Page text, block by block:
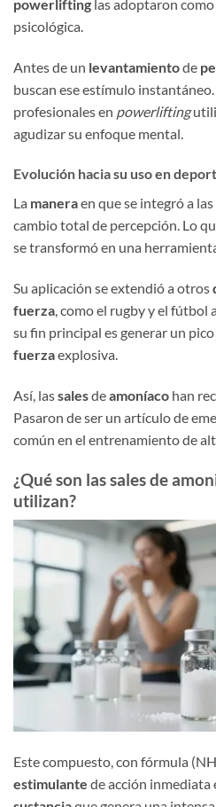
powerlifting las adoptaron como
psicológica.
Antes de un levantamientode
buscan ese estímulo
profesionales en powerlifting
agudizar su enfoque mental.
Evolución hacia su uso en
La maneraen que se integró a
cambio total de percepción. Lo
se transformó en una
Su aplicación se extendió a otros
fuerza, como el rugby y el fútbol
su fin principal es generar un
fuerzaexplosiva.
Así, lassalesdeamoníaco han
Pasaron de ser un artículo de
común en el entrenamiento de
¿Qué son las sales de
utilizan?
Este compuesto, con fórmula
estimulante de acción inmediata